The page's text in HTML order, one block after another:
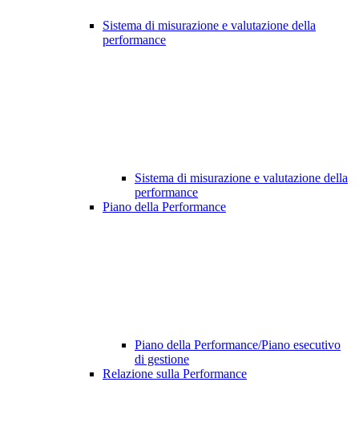
Sistema di misurazione e valutazione della
performance
Sistema di misurazione e valutazione della
performance
Piano della Performance
Piano della Performance/Piano esecutivo
di gestione
Relazione sulla Performance